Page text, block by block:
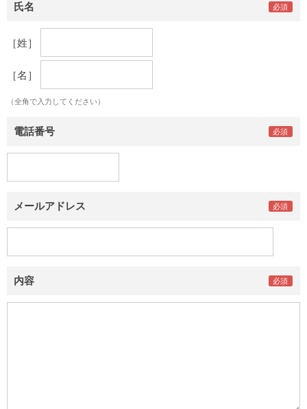
氏名
［姓］
［名］
（全角で入力してください）
電話番号
メールアドレス
内容